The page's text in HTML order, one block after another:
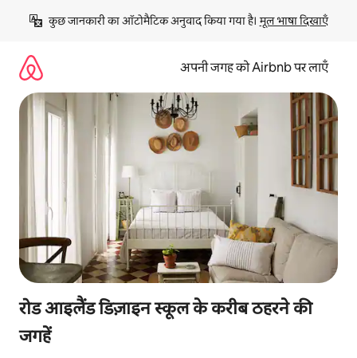
छोड़कर
कॉन्टेंट
कुछ जानकारी का ऑटोमैटिक अनुवाद किया गया है। मूल भाषा दिखाएँ
अपनी जगह को Airbnb पर लाएँ
रोड आइलैंड डिज़ाइन स्कूल के करीब ठहरने की
जगहें